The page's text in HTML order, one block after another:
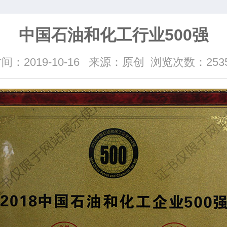
中国石油和化工行业500强
：2019-10-16 来源：原创 浏览次数：